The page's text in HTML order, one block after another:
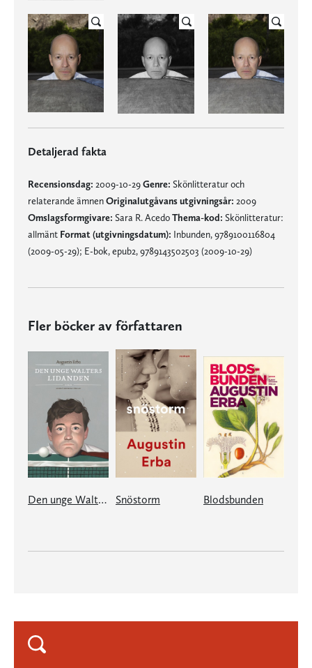
Detaljerad fakta
Recensionsdag: 2009-10-29Genre: Skönlitteratur och
relaterande ämnenOriginalutgåvans utgivningsår: 2009
Omslagsformgivare: Sara R. AcedoThema-kod: Skönlitteratur:
allmänt Format (utgivningsdatum): Inbunden, 9789100116804
(2009-05-29); E-bok, epub2, 9789143502503 (2009-10-29)
Fler böcker av författaren
Den unge Walters lidanden Snöstorm Blodsbunden